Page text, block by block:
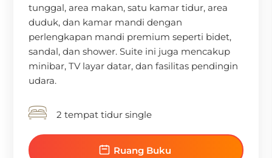
tunggal, area makan, satu kamar tidur, area
duduk, dan kamar mandi dengan
perlengkapan mandi premium seperti bidet,
sandal, dan shower. Suite ini juga mencakup
minibar, TV layar datar, dan fasilitas pendingin
udara.
2 tempat tidur single
Ruang Buku